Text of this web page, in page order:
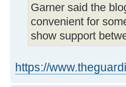
Garner said the
convenient for
show support
https://